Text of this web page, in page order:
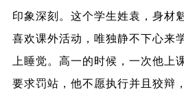
印象深刻。这个学生姓袁，身材
喜欢课外活动，唯独静不下心来
上睡觉。高一的时候，一次他上
要求罚站，他不愿执行并且狡辩